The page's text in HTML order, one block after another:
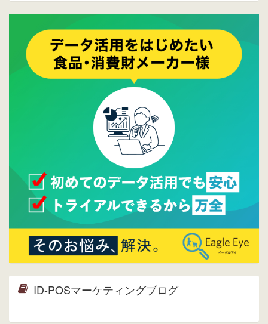
ご覧ください。
2015/10/19
ウレコンのサイト機能を大幅バージョンアッ
プ。詳細はこちら。⇒告知ページへ
2015/09/28
ウレコンが機能拡充し、サイトリニューアル
しました。⇒
ウレコンFacebook
Facebookページを開設しました。詳細は
ら。
ウレコンサイトリリースしました。
ID-POSマーケティングブログ